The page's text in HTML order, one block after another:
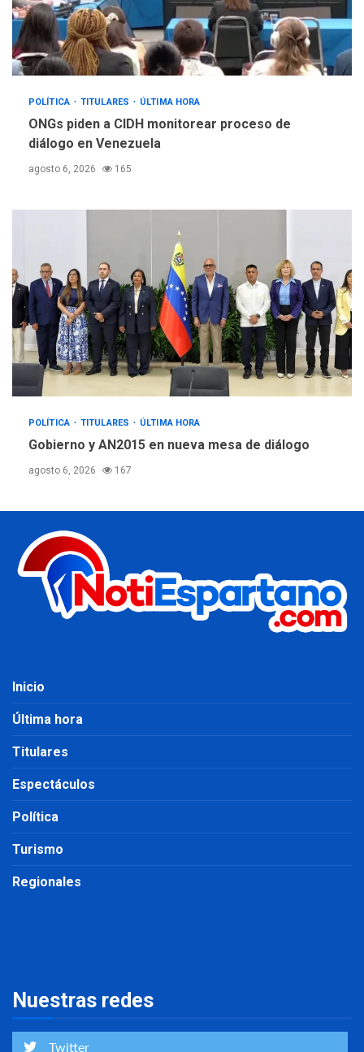
POLÍTICA TITULARES ÚLTIMA HORA
ONGs piden a CIDH monitorear proceso de
diálogo en Venezuela
agosto 6, 2026 165
POLÍTICA TITULARES ÚLTIMA HORA
Gobierno y AN2015 en nueva mesa de diálogo
agosto 6, 2026 167
Inicio
Última hora
Titulares
Espectáculos
Política
Turismo
Regionales
Nuestras redes
Twitter